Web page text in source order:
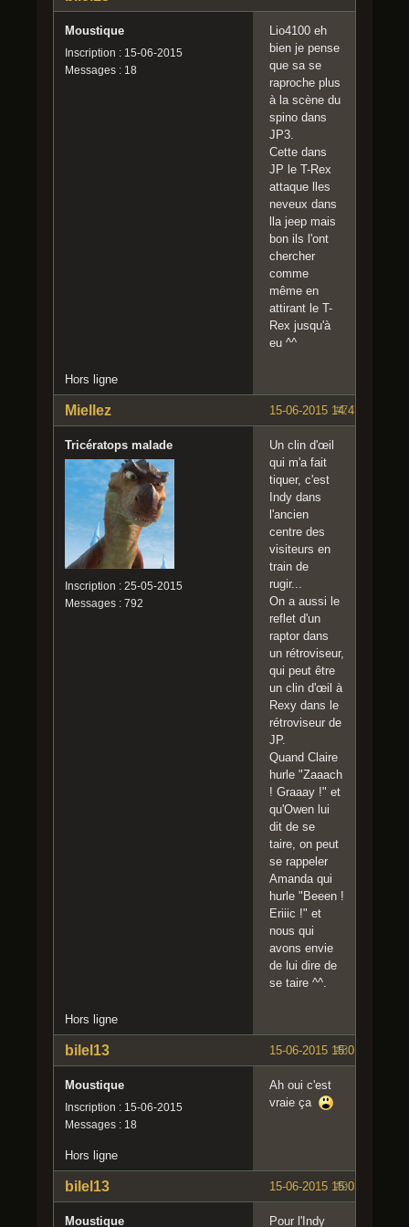
Moustique
Inscription : 15-06-2015
Messages : 18
Lio4100 eh
bien je pense
que sa se
raproche plus
à la scène du
spino dans
JP3.
Cette dans
JP le T-Rex
attaque lles
neveux dans
lla jeep mais
bon ils l'ont
chercher
comme
même en
attirant le T-
Rex jusqu'à
eu ^^
Hors ligne
#7
15-06-2015 14:47:12
Miellez
Tricératops malade
Inscription : 25-05-2015
Messages : 792
Un clin d'œil
qui m'a fait
tiquer, c'est
Indy dans
l'ancien
centre des
visiteurs en
train de
rugir...
On a aussi le
reflet d'un
raptor dans
un rétroviseur,
qui peut être
un clin d'œil à
Rexy dans le
rétroviseur de
JP.
Quand Claire
hurle "Zaaach
! Graaay !" et
qu'Owen lui
dit de se
taire, on peut
se rappeler
Amanda qui
hurle "Beeen !
Eriiic !" et
nous qui
avons envie
de lui dire de
se taire ^^.
Hors ligne
#8
15-06-2015 15:01:01
bilel13
Moustique
Inscription : 15-06-2015
Messages : 18
Ah oui c'est
vraie ça
Hors ligne
#9
15-06-2015 15:03:40
bilel13
Moustique Pour l'Indy